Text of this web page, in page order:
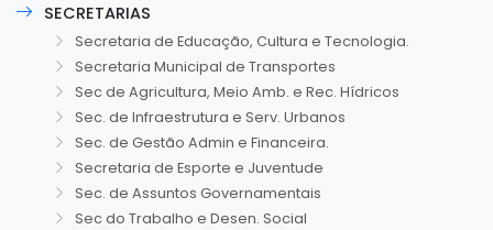
SECRETARIAS
Secretaria de Educação, Cultura e Tecnologia.
Secretaria Municipal de Transportes
Sec de Agricultura, Meio Amb. e Rec. Hídricos
Sec. de Infraestrutura e Serv. Urbanos
Sec. de Gestão Admin e Financeira.
Secretaria de Esporte e Juventude
Sec. de Assuntos Governamentais
Sec do Trabalho e Desen. Social